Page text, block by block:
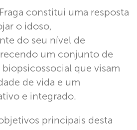
constitui uma resposta
o idoso,
do seu nível de
um conjunto de
que visam
de vida e um
e integrado.
principais desta